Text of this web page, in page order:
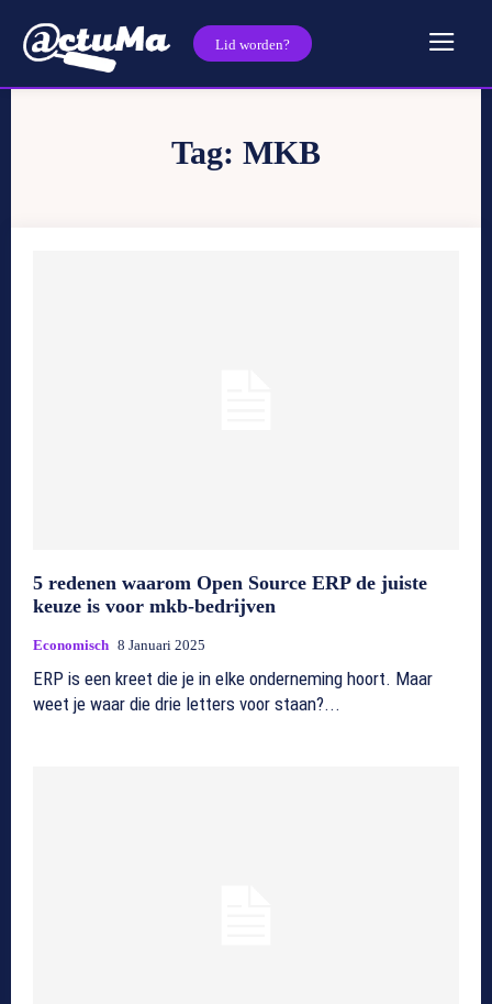
Lid worden?
Tag: MKB
5 redenen waarom Open Source ERP de juiste
keuze is voor mkb-bedrijven
Economisch 8 Januari 2025
ERP is een kreet die je in elke onderneming hoort. Maar
weet je waar die drie letters voor staan?...